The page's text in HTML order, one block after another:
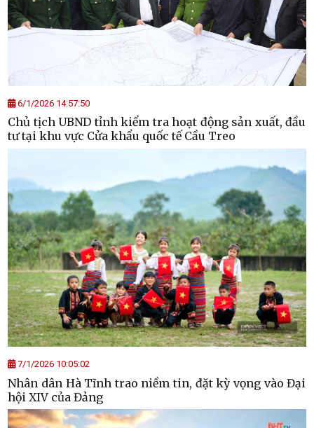
6/1/2026 14:57:50
Chủ tịch UBND tỉnh kiểm tra hoạt động sản xuất, đầu
tư tại khu vực Cửa khẩu quốc tế Cầu Treo
7/1/2026 10:05:02
Nhân dân Hà Tĩnh trao niềm tin, đặt kỳ vọng vào Đại
hội XIV của Đảng